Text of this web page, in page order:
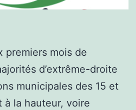
premiers mois de
d’extrême-droite
municipales des 15 et
à la hauteur, voire